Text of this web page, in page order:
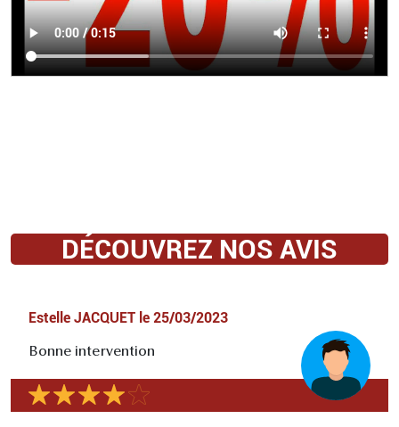
DÉCOUVREZ NOS AVIS
Estelle JACQUET le 25/03/2023
Bonne intervention